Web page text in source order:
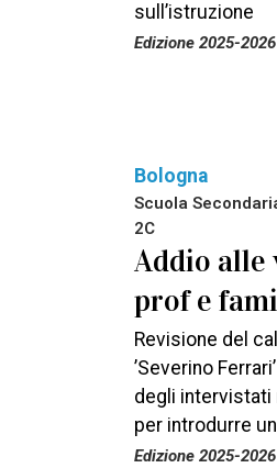
sull’istruzione
Edizione 2025-2026
Bologna
Scuola
2C
Addio alle
prof e
Revisione del
’Severino
degli intervistati
per introdurre
Edizione 2025-2026